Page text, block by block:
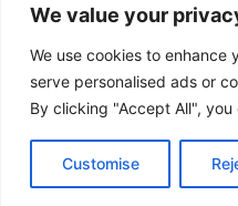
We value your
We use cookies to enhance
serve personalised ads or
By clicking "Accept All",
Customise
+52 55 9198 5740
info.mx@greening-